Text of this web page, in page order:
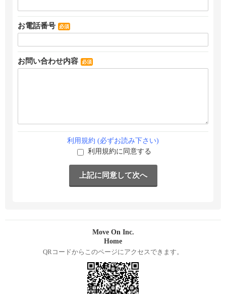
お電話番号 必須
お問い合わせ内容 必須
利用規約 (必ずお読み下さい)
利用規約に同意する
Move On Inc.
Home
QRコードからこのページにアクセスできます。